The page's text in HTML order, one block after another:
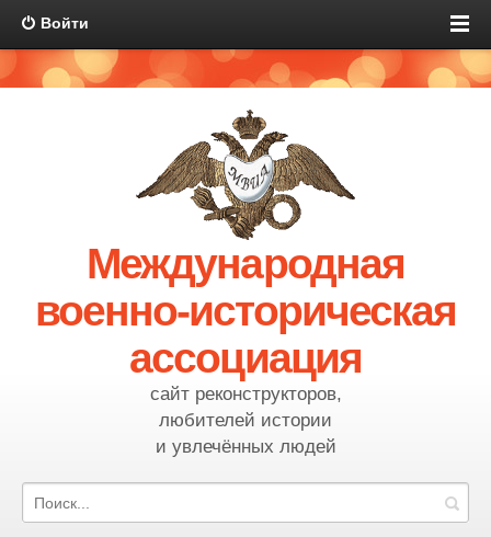
Войти
Международная
военно-историческая
ассоциация
сайт реконструкторов,
любителей истории
и увлечённых людей